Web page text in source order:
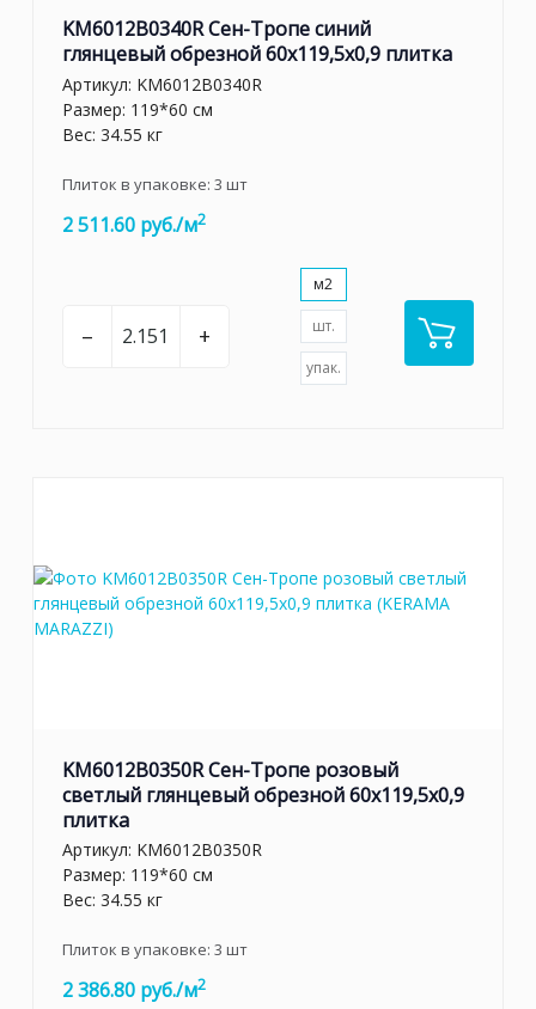
KM6012B0340R Сен-Тропе синий
глянцевый обрезной 60x119,5x0,9 плитка
Артикул: KM6012B0340R
Размер: 119*60 см
Вес: 34.55 кг
Плиток в упаковке: 3 шт
2 511.60 руб./м2
– +
м2
шт.
упак.
KM6012B0350R Сен-Тропе розовый
светлый глянцевый обрезной 60x119,5x0,9
плитка
Артикул: KM6012B0350R
Размер: 119*60 см
Вес: 34.55 кг
Плиток в упаковке: 3 шт
2 386.80 руб./м2